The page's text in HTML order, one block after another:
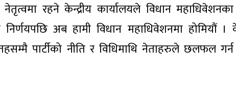
रहने केन्द्रीय कार्यालयले विधान
अब हामी विधान महाधिवेशनमा होमियौं ।
पार्टीको नीति र विधिमाथि नेताहरुले छलफल